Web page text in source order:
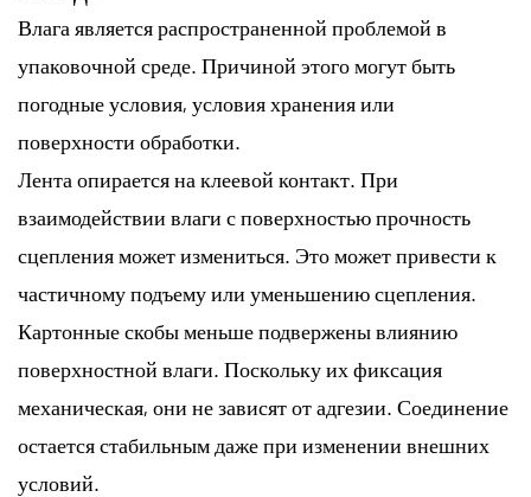
Влага является распространенной проблемой в
упаковочной среде. Причиной этого могут быть
погодные условия, условия хранения или
поверхности обработки.
Лента опирается на клеевой контакт. При
взаимодействии влаги с поверхностью прочность
сцепления может измениться. Это может привести к
частичному подъему или уменьшению сцепления.
Картонные скобы меньше подвержены влиянию
поверхностной влаги. Поскольку их фиксация
механическая, они не зависят от адгезии. Соединение
остается стабильным даже при изменении внешних
условий.